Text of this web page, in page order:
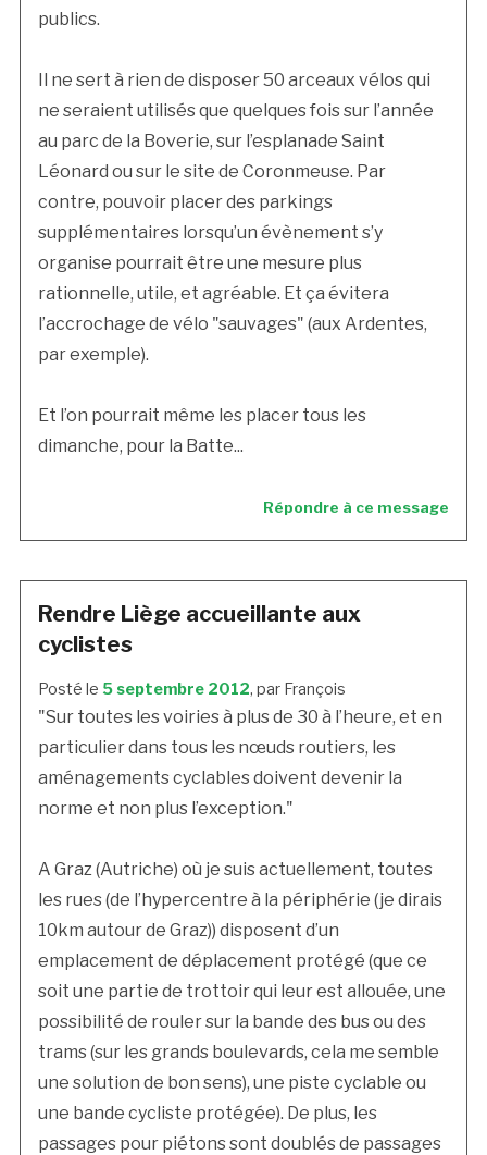
publics.
Il ne sert à rien de disposer 50 arceaux vélos qui
ne seraient utilisés que quelques fois sur l’année
au parc de la Boverie, sur l’esplanade Saint
Léonard ou sur le site de Coronmeuse. Par
contre, pouvoir placer des parkings
supplémentaires lorsqu’un évènement s’y
organise pourrait être une mesure plus
rationnelle, utile, et agréable. Et ça évitera
l’accrochage de vélo "sauvages" (aux Ardentes,
par exemple).
Et l’on pourrait même les placer tous les
dimanche, pour la Batte...
Répondre à ce message
Rendre Liège accueillante aux
cyclistes
Posté le 5 septembre 2012, par François
"Sur toutes les voiries à plus de 30 à l’heure, et en
particulier dans tous les nœuds routiers, les
aménagements cyclables doivent devenir la
norme et non plus l’exception."
A Graz (Autriche) où je suis actuellement, toutes
les rues (de l’hypercentre à la périphérie (je dirais
10km autour de Graz)) disposent d’un
emplacement de déplacement protégé (que ce
soit une partie de trottoir qui leur est allouée, une
possibilité de rouler sur la bande des bus ou des
trams (sur les grands boulevards, cela me semble
une solution de bon sens), une piste cyclable ou
une bande cycliste protégée). De plus, les
passages pour piétons sont doublés de passages